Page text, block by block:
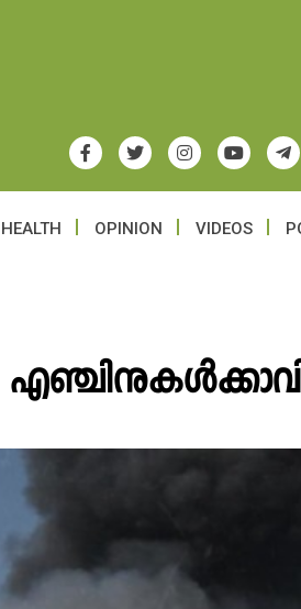
HEALTH OPINION VIDEOS